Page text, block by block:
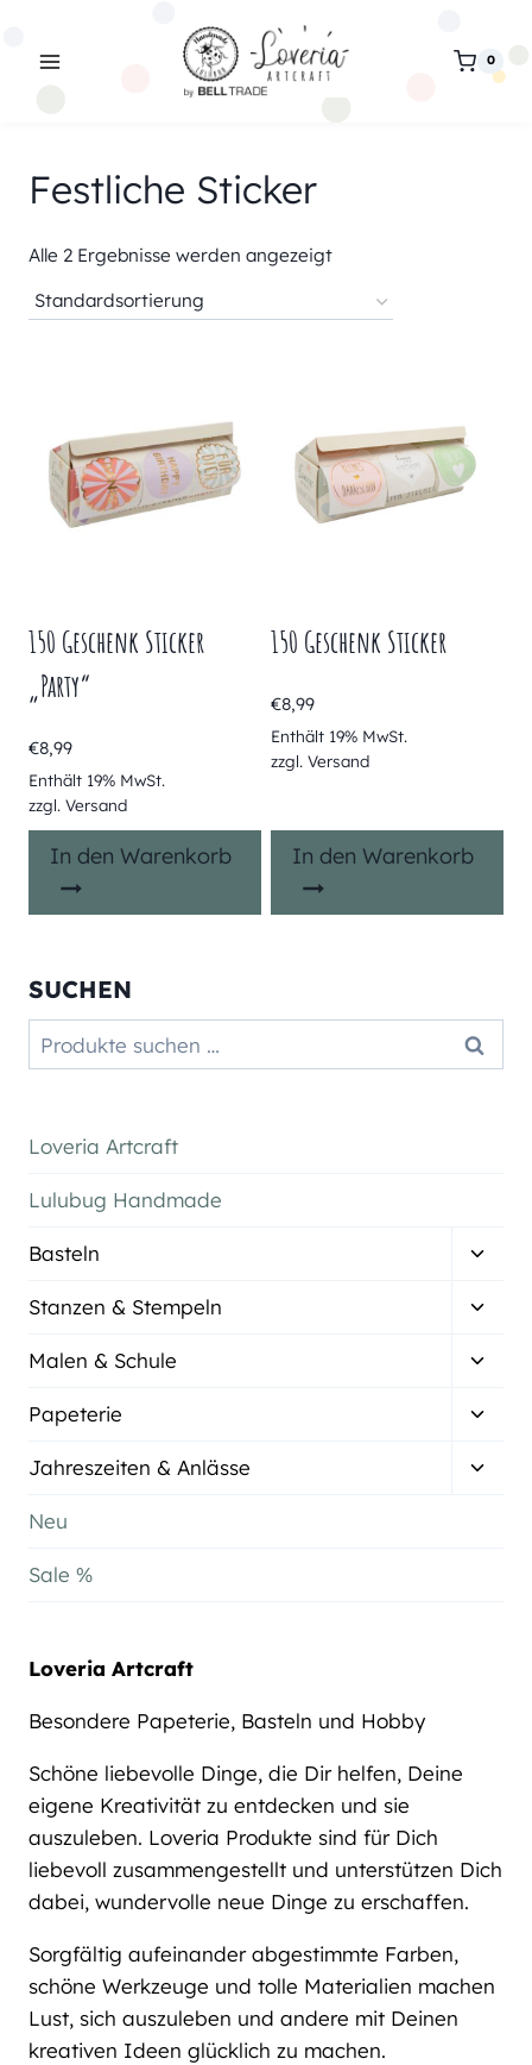
0
Festliche Sticker
Alle 2 Ergebnisse werden angezeigt
150 Geschenk Sticker
„Party“
€8,99
Enthält 19% MwSt.
zzgl. Versand
In den Warenkorb
150 Geschenk Sticker
€8,99
Enthält 19% MwSt.
zzgl. Versand
In den Warenkorb
SUCHEN
Suchen
nach:
Suchen
Loveria Artcraft
Lulubug Handmade
Basteln
Stanzen & Stempeln
Malen & Schule
Papeterie
Jahreszeiten & Anlässe
Neu
Sale %
Loveria Artcraft
Besondere Papeterie, Basteln und Hobby
Schöne liebevolle Dinge, die Dir helfen, Deine
eigene Kreativität zu entdecken und sie
auszuleben. Loveria Produkte sind für Dich
liebevoll zusammengestellt und unterstützen Dich
dabei, wundervolle neue Dinge zu erschaffen.
Sorgfältig aufeinander abgestimmte Farben,
schöne Werkzeuge und tolle Materialien machen
Lust, sich auszuleben und andere mit Deinen
kreativen Ideen glücklich zu machen.